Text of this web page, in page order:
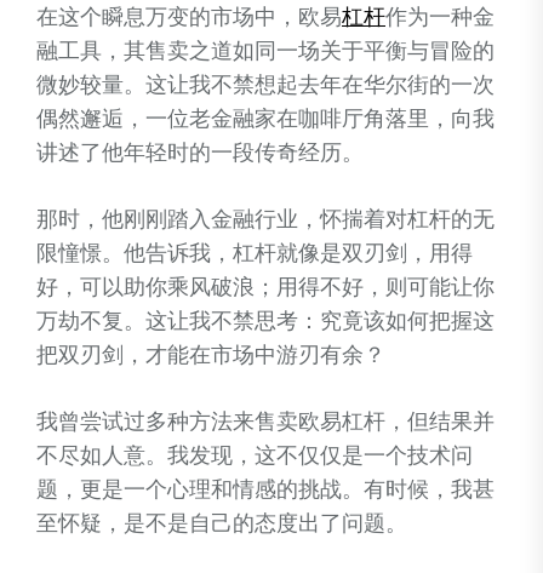
在这个瞬息万变的市场中，欧易杠杆作为一种金
融工具，其售卖之道如同一场关于平衡与冒险的
微妙较量。这让我不禁想起去年在华尔街的一次
偶然邂逅，一位老金融家在咖啡厅角落里，向我
讲述了他年轻时的一段传奇经历。
那时，他刚刚踏入金融行业，怀揣着对杠杆的无
限憧憬。他告诉我，杠杆就像是双刃剑，用得
好，可以助你乘风破浪；用得不好，则可能让你
万劫不复。这让我不禁思考：究竟该如何把握这
把双刃剑，才能在市场中游刃有余？
我曾尝试过多种方法来售卖欧易杠杆，但结果并
不尽如人意。我发现，这不仅仅是一个技术问
题，更是一个心理和情感的挑战。有时候，我甚
至怀疑，是不是自己的态度出了问题。